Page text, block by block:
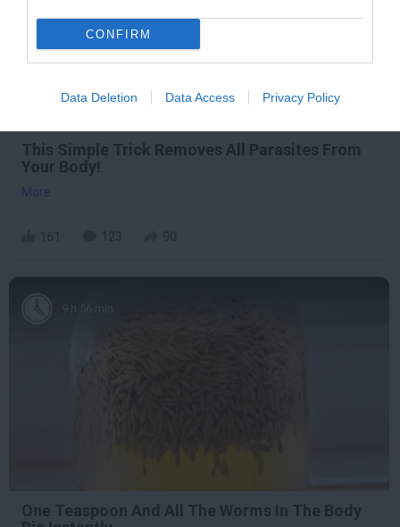
CONFIRM
Data Deletion Data Access Privacy Policy
This Simple Trick Removes All Parasites From
Your Body!
More
One Teaspoon And All The Worms In The Body